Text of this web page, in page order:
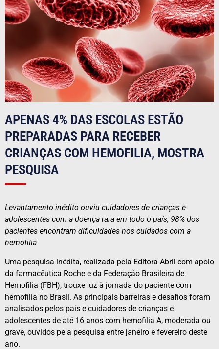
APENAS 4% DAS ESCOLAS ESTÃO
PREPARADAS PARA RECEBER
CRIANÇAS COM HEMOFILIA, MOSTRA
PESQUISA
Levantamento inédito ouviu cuidadores de crianças e
adolescentes com a doença rara em todo o país; 98% dos
pacientes encontram dificuldades nos cuidados com a
hemofilia
Uma pesquisa inédita, realizada pela Editora Abril com apoio
da farmacêutica Roche e da Federação Brasileira de
Hemofilia (FBH), trouxe luz à jornada do paciente com
hemofilia no Brasil. As principais barreiras e desafios foram
analisados pelos pais e cuidadores de crianças e
adolescentes de até 16 anos com hemofilia A, moderada ou
grave, ouvidos pela pesquisa entre janeiro e fevereiro deste
ano.